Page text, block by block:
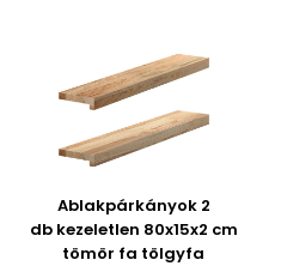
Ablakpárkányok 2
db kezeletlen 80x15x2 cm
tömör fa tölgyfa